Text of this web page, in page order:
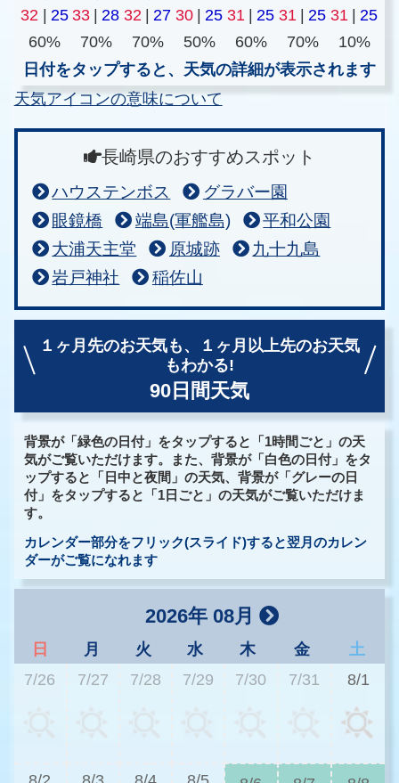
32 25 33 28 32 27 30 25 31 25 31 25 31
25
60%
70% 70% 50% 60% 70%
10%
日付をタップすると、天気の詳細が表示されます
天気アイコンの意味について
長崎県のおすすめスポット
ハウステンボス
グラバー園
眼鏡橋
端島(軍艦島)
平和公園
大浦天主堂
原城跡
九十九島
岩戸神社
稲佐山
１ヶ月先のお天気も、
１ヶ月以上先のお天気
もわかる!
90日間天気
背景が「緑色の日付」をタップすると「1時間ごと」の天
気がご覧いただけます。また、背景が「白色の日付」をタ
ップすると「日中と夜間」の天気、背景が「グレーの日
付」をタップすると「1日ごと」の天気がご覧いただけま
す。
カレンダー部分をフリック(スライド)すると翌月のカレン
ダーがご覧になれます
2026年 08月
日 月 火 水 木 金
土
7/26
7/27 7/28 7/29 7/30 7/31 8/1